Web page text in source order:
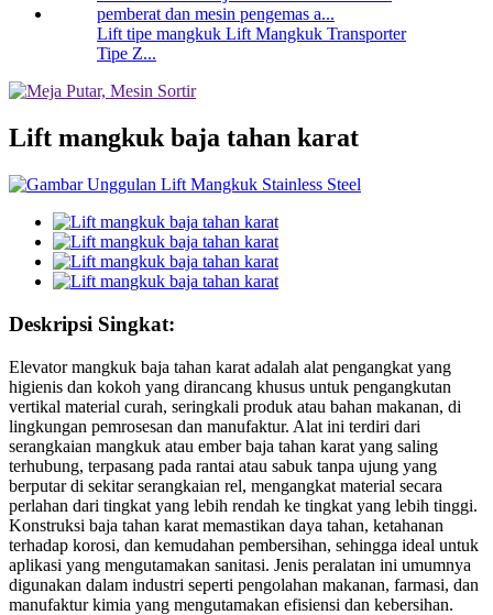
Lift tipe mangkuk Lift Mangkuk Transporter
Tipe Z...
Lift mangkuk baja tahan karat
Deskripsi Singkat:
Elevator mangkuk baja tahan karat adalah alat pengangkat yang
higienis dan kokoh yang dirancang khusus untuk pengangkutan
vertikal material curah, seringkali produk atau bahan makanan, di
lingkungan pemrosesan dan manufaktur. Alat ini terdiri dari
serangkaian mangkuk atau ember baja tahan karat yang saling
terhubung, terpasang pada rantai atau sabuk tanpa ujung yang
berputar di sekitar serangkaian rel, mengangkat material secara
perlahan dari tingkat yang lebih rendah ke tingkat yang lebih tinggi.
Konstruksi baja tahan karat memastikan daya tahan, ketahanan
terhadap korosi, dan kemudahan pembersihan, sehingga ideal untuk
aplikasi yang mengutamakan sanitasi. Jenis peralatan ini umumnya
digunakan dalam industri seperti pengolahan makanan, farmasi, dan
manufaktur kimia yang mengutamakan efisiensi dan kebersihan.